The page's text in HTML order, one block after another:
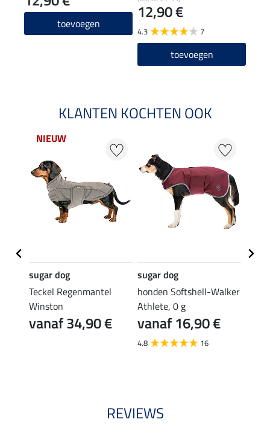
toevoegen
12,90 €
4.3 7
toevoegen
KLANTEN KOCHTEN OOK
NIEUW
sugar dog
Teckel Regenmantel
Winston
vanaf 34,90 €
sugar dog
honden Softshell-Walker
Athlete, 0 g
vanaf 16,90 €
4.8 16
REVIEWS